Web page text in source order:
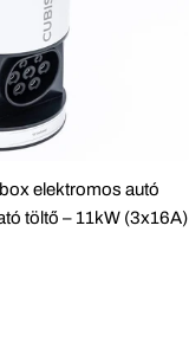
elektromos autó
töltő – 11kW (3x16A)